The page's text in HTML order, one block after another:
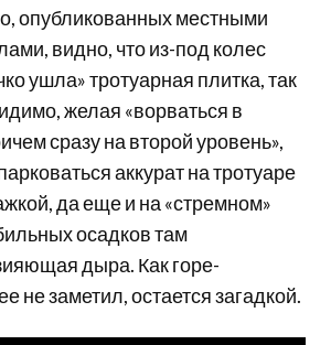
опубликованных местными
видно, что из-под колес
ушла» тротуарная плитка, так
желая «ворваться в
сразу на второй уровень»,
аккурат на тротуаре
да еще и на «стремном»
осадков там
дыра. Как горе-
не заметил, остается загадкой.